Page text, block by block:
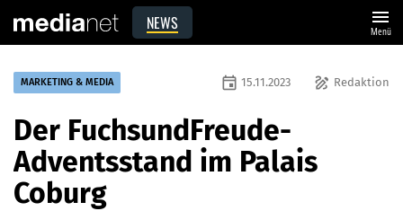
NEWS menu
Menü
MARKETING & MEDIA draw Redaktion
event 15.11.2023
Der FuchsundFreude-
Adventsstand im Palais
Coburg